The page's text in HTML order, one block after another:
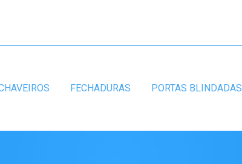
FECHADURAS PORTAS BLINDADAS